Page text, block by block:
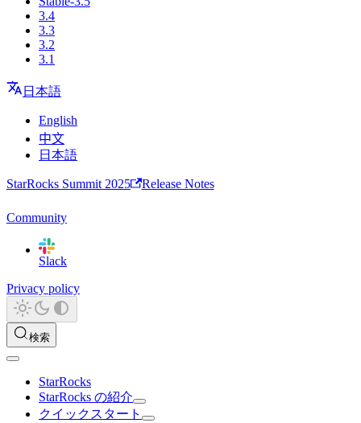
3.4
3.3
3.2
3.1
日本語
English
中文
日本語
StarRocks Summit 2025 Release Notes
Community
Slack
Privacy policy
検索
StarRocks
StarRocks の紹介
クイックスタート